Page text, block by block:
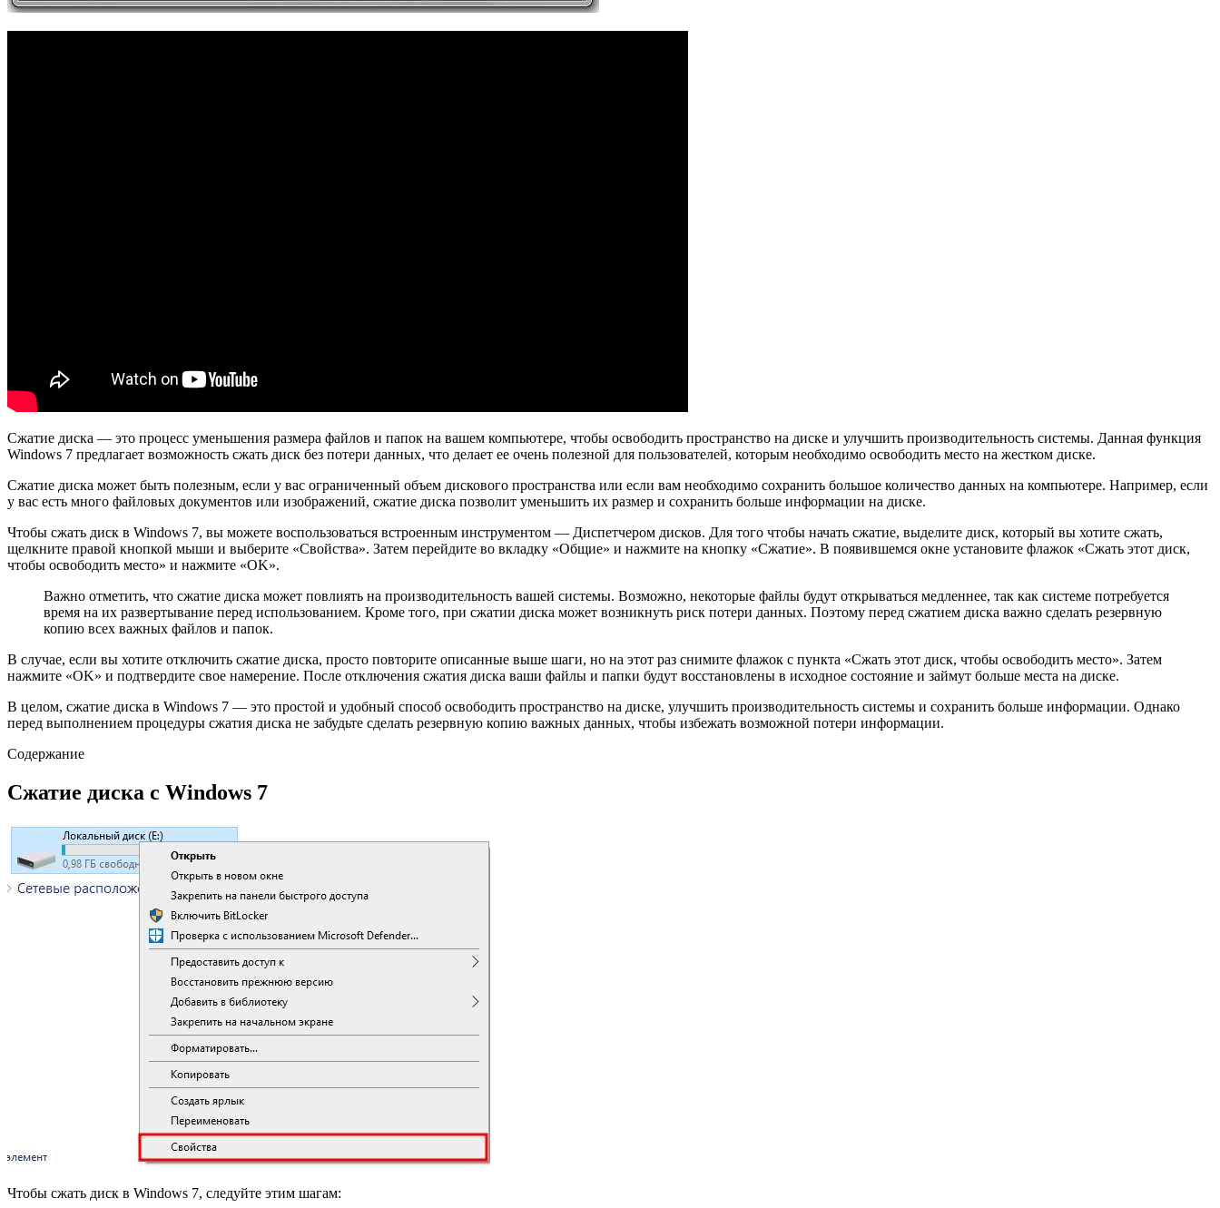
Сжатие диска — это процесс уменьшения размера файлов и папок на вашем компьютере, чтобы освободить пространство на диске и улучшить производительность системы. Данная функция
Windows 7 предлагает возможность сжать диск без потери данных, что делает ее очень полезной для пользователей, которым необходимо освободить место на жестком диске.
Сжатие диска может быть полезным, если у вас ограниченный объем дискового пространства или если вам необходимо сохранить большое количество данных на компьютере. Например, если
у вас есть много файловых документов или изображений, сжатие диска позволит уменьшить их размер и сохранить больше информации на диске.
Чтобы сжать диск в Windows 7, вы можете воспользоваться встроенным инструментом — Диспетчером дисков. Для того чтобы начать сжатие, выделите диск, который вы хотите сжать,
щелкните правой кнопкой мыши и выберите «Свойства». Затем перейдите во вкладку «Общие» и нажмите на кнопку «Сжатие». В появившемся окне установите флажок «Сжать этот диск,
чтобы освободить место» и нажмите «OK».
Важно отметить, что сжатие диска может повлиять на производительность вашей системы. Возможно, некоторые файлы будут открываться медленнее, так как системе потребуется
время на их развертывание перед использованием. Кроме того, при сжатии диска может возникнуть риск потери данных. Поэтому перед сжатием диска важно сделать резервную
копию всех важных файлов и папок.
В случае, если вы хотите отключить сжатие диска, просто повторите описанные выше шаги, но на этот раз снимите флажок с пункта «Сжать этот диск, чтобы освободить место». Затем
нажмите «OK» и подтвердите свое намерение. После отключения сжатия диска ваши файлы и папки будут восстановлены в исходное состояние и займут больше места на диске.
В целом, сжатие диска в Windows 7 — это простой и удобный способ освободить пространство на диске, улучшить производительность системы и сохранить больше информации. Однако
перед выполнением процедуры сжатия диска не забудьте сделать резервную копию важных данных, чтобы избежать возможной потери информации.
Содержание
Сжатие диска с Windows 7
Чтобы сжать диск в Windows 7, следуйте этим шагам: